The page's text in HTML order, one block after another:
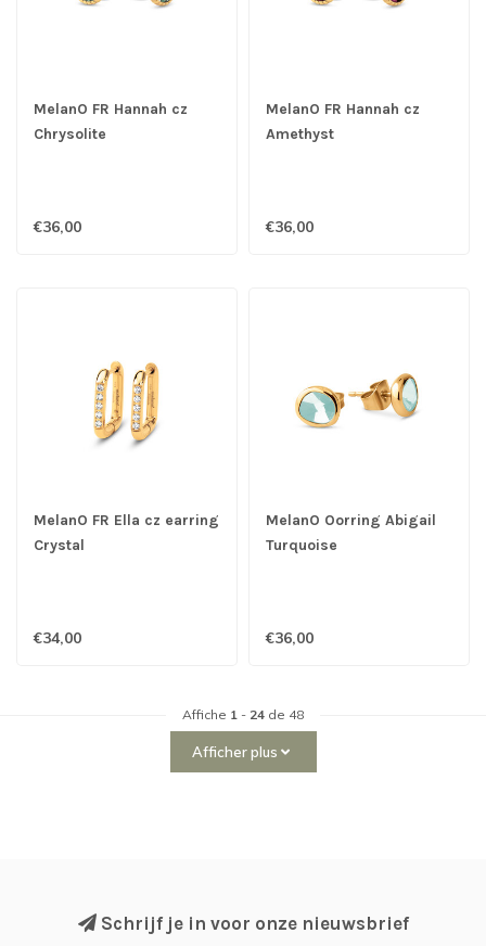
MelanO FR Hannah cz
Chrysolite
€36,00
MelanO FR Hannah cz
Amethyst
€36,00
MelanO FR Ella cz earring
Crystal
€34,00
MelanO Oorring Abigail
Turquoise
€36,00
Affiche 1 - 24 de 48
Afficher plus
Schrijf je in voor onze nieuwsbrief